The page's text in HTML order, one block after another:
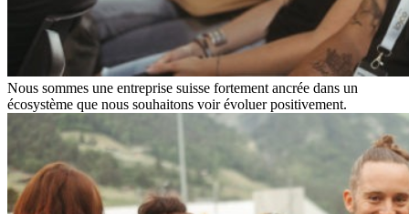
Nous sommes une entreprise suisse fortement ancrée dans un
écosystème que nous souhaitons voir évoluer positivement.